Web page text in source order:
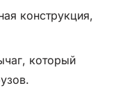
конструкция,
который